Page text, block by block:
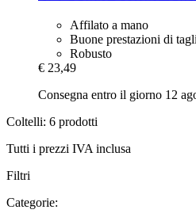
Affilato a mano
Buone prestazioni di
Robusto
€ 23,49
Consegna entro il giorno 12
Coltelli: 6 prodotti
Tutti i prezzi IVA inclusa
Filtri
Categorie: